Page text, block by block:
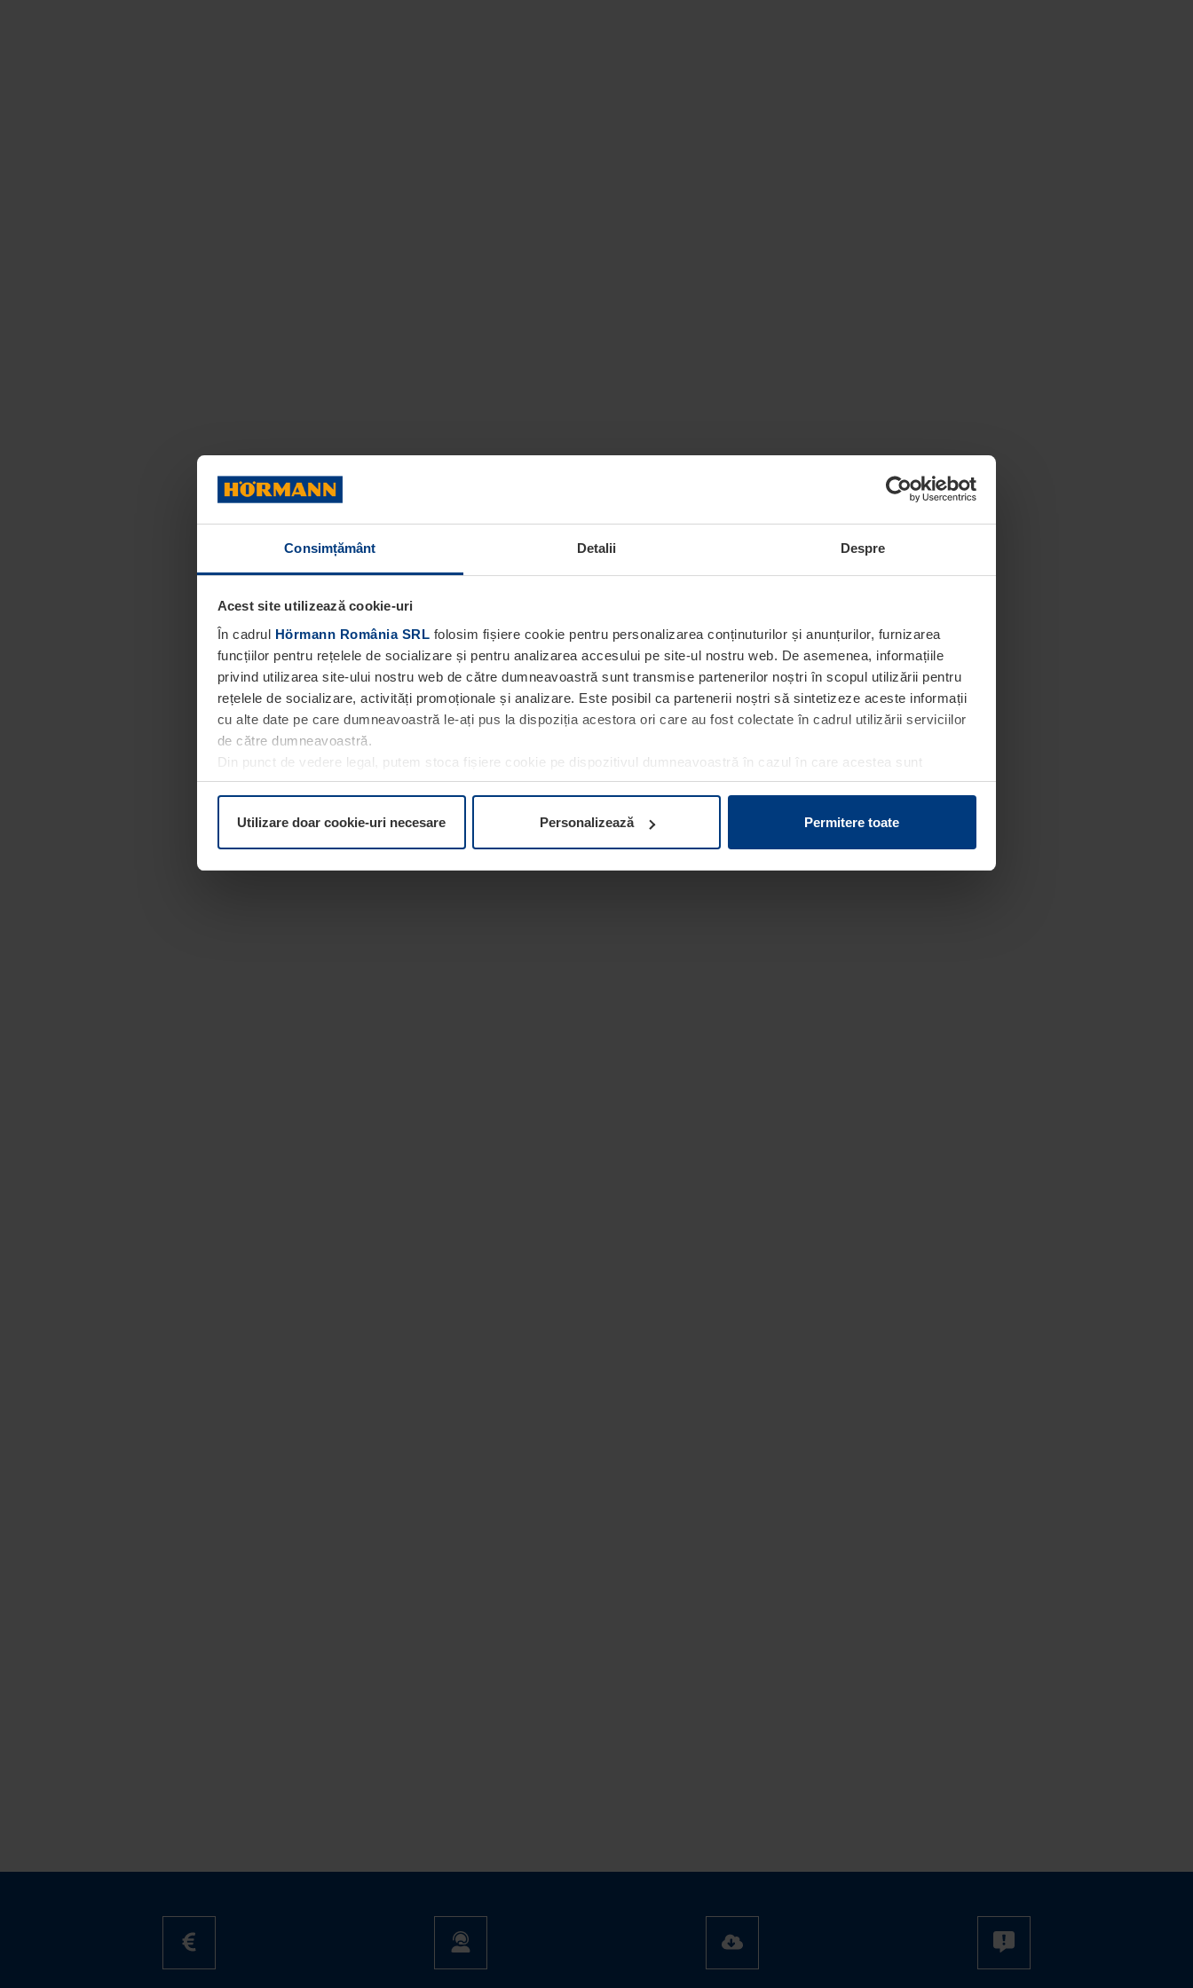
Consimțământ Detalii Despre
Acest site utilizează cookie-uri
În cadrul Hörmann România SRL folosim fișiere cookie pentru personalizarea conținuturilor și anunțurilor, furnizarea
funcțiilor pentru rețelele de socializare și pentru analizarea accesului pe site-ul nostru web. De asemenea, informațiile
privind utilizarea site-ului nostru web de către dumneavoastră sunt transmise partenerilor noștri în scopul utilizării pentru
rețelele de socializare, activități promoționale și analizare. Este posibil ca partenerii noștri să sintetizeze aceste informații
cu alte date pe care dumneavoastră le-ați pus la dispoziția acestora ori care au fost colectate în cadrul utilizării serviciilor
de către dumneavoastră.
Din punct de vedere legal, putem stoca fișiere cookie pe dispozitivul dumneavoastră în cazul în care acestea sunt
obligatorii pentru funcționarea acestei pagini. Pentru alte tipuri de fișiere cookie avem nevoie de permisiunea
paginaDeclarație cu privire la protecția datelor de pe site-ul nostru web.
Utilizare doar cookie-uri necesare Personalizează Permitere toate